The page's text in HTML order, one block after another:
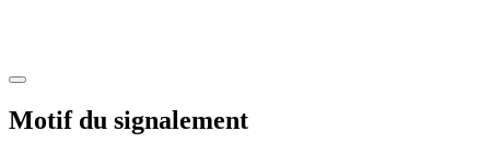
Motif du signalement